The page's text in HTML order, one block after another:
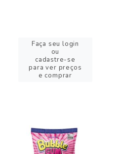
Faça seu login
ou
cadastre-se
para ver preços
e comprar